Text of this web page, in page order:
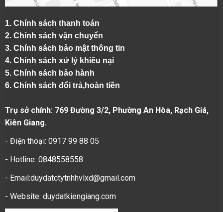
1. Chính sách thanh toán
2. Chính sách vận chuyển
3. Chính sách bảo mật thông tin
4. Chính sách xử lý khiếu nại
5. Chính sách bảo hành
6. Chính sách đổi trả,hoàn tiền
Trụ sở chính: 769 Đường 3/2, Phường An Hòa, Rạch Giá,
Kiên Giang.
- Điện thoại: 0917 99 88 05
- Hotline: 0848558558
- Email:duydatctytnhhvlxd@gmail.com
- Website: duydatkiengiang.com